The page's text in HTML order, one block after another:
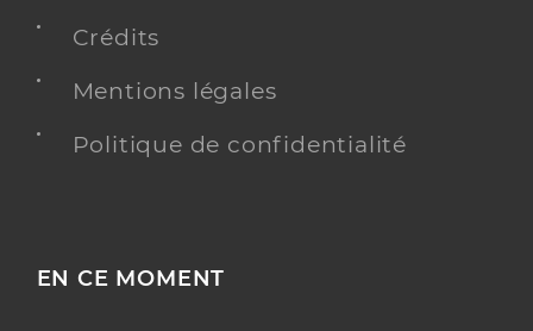
Crédits
Mentions légales
Politique de confidentialité
EN CE MOMENT